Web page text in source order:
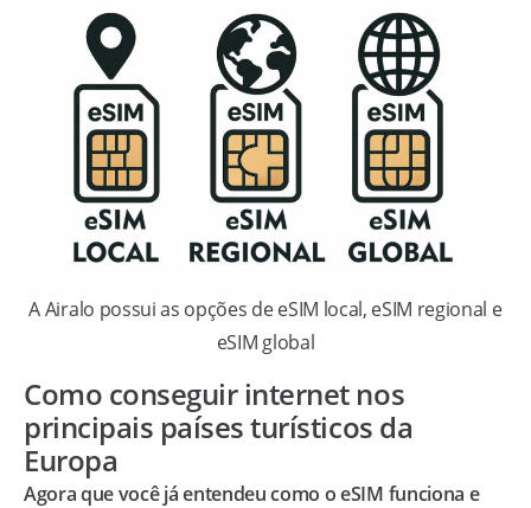
A Airalo possui as opções de eSIM local, eSIM regional e
eSIM global
Como conseguir internet nos
principais países turísticos da
Europa
Agora que você já entendeu como o eSIM funciona e